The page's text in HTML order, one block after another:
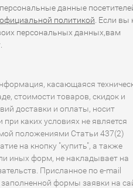
данные
официальной политикой . Если вы
персональных данных,вам
касающаяся
стоимости товаров, скидок и
доставки и оплаты, носит
каких условиях не является
положениями Статьи 437(2)
на кнопку "купить", а также
иных форм, не накладывает на
Присланное по e-mail
формы заявки на